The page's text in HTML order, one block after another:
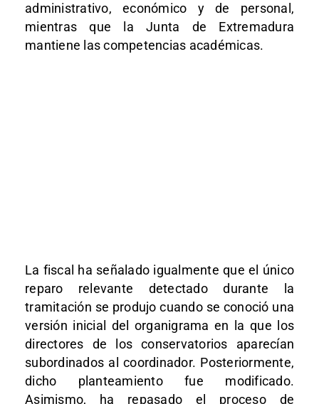
administrativo, económico y de personal,
mientras que la Junta de Extremadura
mantiene las competencias académicas.
La fiscal ha señalado igualmente que el único
reparo relevante detectado durante la
tramitación se produjo cuando se conoció una
versión inicial del organigrama en la que los
directores de los conservatorios aparecían
subordinados al coordinador. Posteriormente,
dicho planteamiento fue modificado.
Asimismo, ha repasado el proceso de